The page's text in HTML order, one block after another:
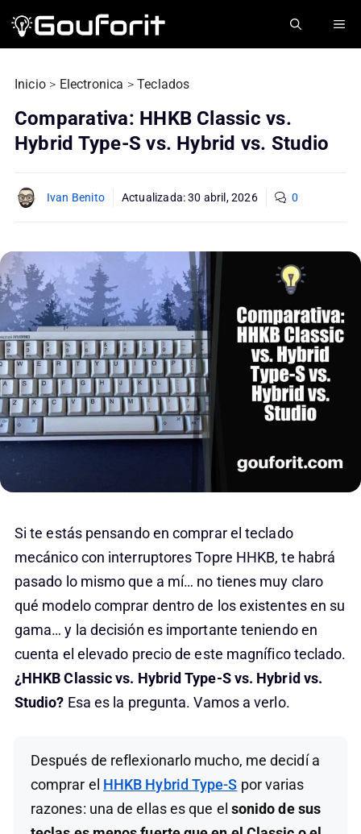
Inicio > Electronica >Teclados
Comparativa: HHKB Classic vs.
Hybrid Type-S vs. Hybrid vs. Studio
Ivan Benito Actualizada:30 abril, 2026 0
Si te estás pensando en comprar el teclado
mecánico con interruptores Topre HHKB, te habrá
pasado lo mismo que a mí… no tienes muy claro
qué modelo comprar dentro de los existentes en su
gama… y la decisión es importante teniendo en
cuenta el elevado precio de este magnífico teclado.
¿HHKB Classic vs. Hybrid Type-S vs. Hybrid vs.
Studio? Esa es la pregunta. Vamos a verlo.
Después de reflexionarlo mucho, me decidí a
comprar el HHKB Hybrid Type-S por varias
razones: una de ellas es que el sonido de sus